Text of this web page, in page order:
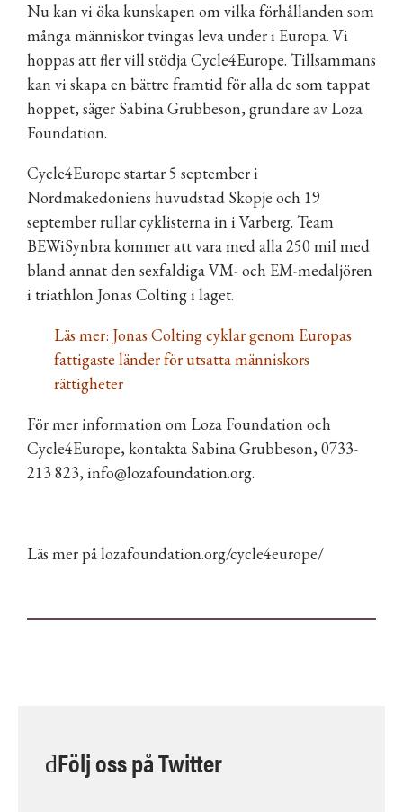
Nu kan vi öka kunskapen om vilka förhållanden som
många människor tvingas leva under i Europa. Vi
hoppas att fler vill stödja Cycle4Europe. Tillsammans
kan vi skapa en bättre framtid för alla de som tappat
hoppet, säger Sabina Grubbeson, grundare av Loza
Foundation.
Cycle4Europe startar 5 september i
Nordmakedoniens huvudstad Skopje och 19
september rullar cyklisterna in i Varberg. Team
BEWiSynbrakommer att vara med alla 250 mil med
bland annat den sexfaldiga VM- och EM-medaljören
i triathlon Jonas Colting i laget.
Läs mer: Jonas Colting cyklar genom Europas
fattigaste länder för utsatta människors
rättigheter
För mer information om Loza Foundation och
Cycle4Europe, kontakta Sabina Grubbeson, 0733-
213 823, info@lozafoundation.org.
Läs mer pålozafoundation.org/cycle4europe/
Följ oss på Twitter